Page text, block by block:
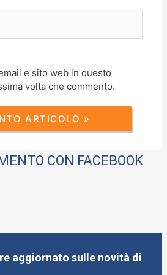
e sito web in questo
volta che commento.
CON FACEBOOK
aggiornato sulle novità di